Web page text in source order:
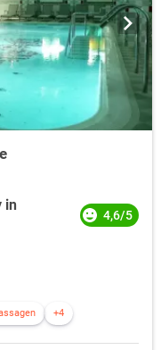
in
4,6/5
+4